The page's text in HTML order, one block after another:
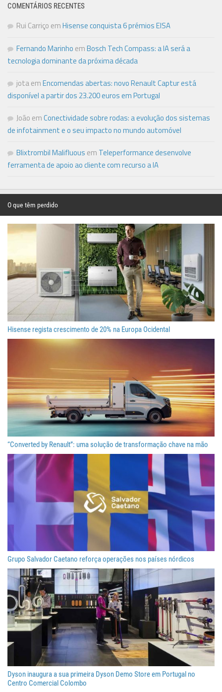
COMENTÁRIOS RECENTES
Rui Carriço emHisense conquista 6 prémios EISA
Fernando Marinho emBosch Tech Compass: a IA será a
tecnologia dominante da próxima década
jotaemEncomendas abertas: novo Renault Captur está
disponível a partir dos 23.200 euros em Portugal
João emConectividade sobre rodas: a evolução dos sistemas
de infotainment e o seu impacto no mundo automóvel
Blixtrombil Malifluous em Teleperformance desenvolve
ferramenta de apoio ao cliente com recurso a IA
O que têm perdido
Hisense regista crescimento de 20% na Europa Ocidental
“Converted by Renault”: uma solução de transformação chave na mão
Grupo Salvador Caetano reforça operações nos países nórdicos
Dyson inaugura a sua primeira Dyson Demo Store em Portugal no
Centro Comercial Colombo